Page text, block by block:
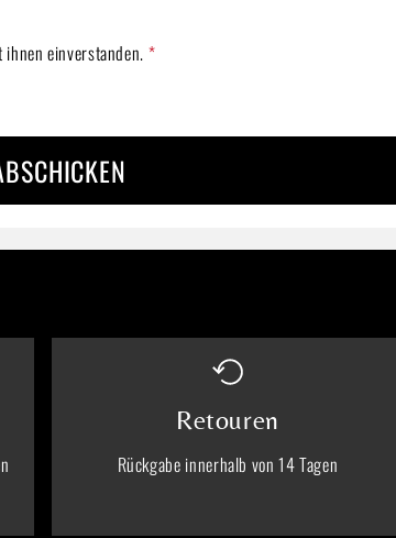
einverstanden. *
Retouren
Rückgabe innerhalb von 14 Tagen